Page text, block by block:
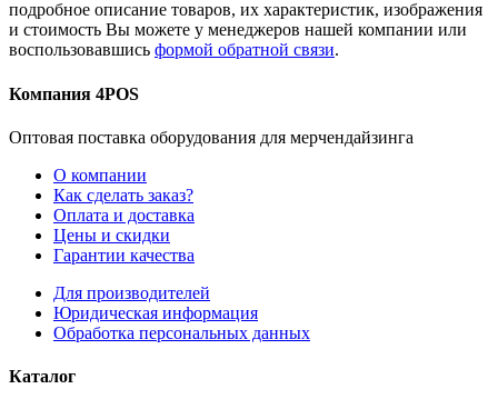
подробное описание товаров, их характеристик, изображения
и стоимость Вы можете у менеджеров нашей компании или
воспользовавшись формой обратной связи.
Компания 4POS
Оптовая поставка оборудования для мерчендайзинга
О компании
Как сделать заказ?
Оплата и доставка
Цены и скидки
Гарантии качества
Для производителей
Юридическая информация
Обработка персональных данных
Каталог